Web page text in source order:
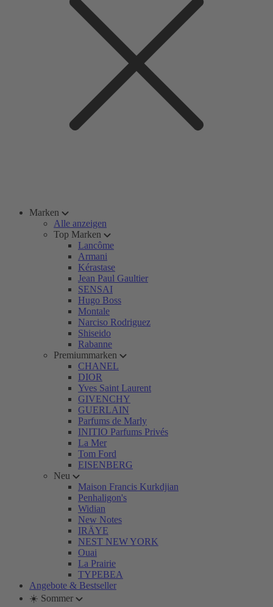
Marken
Alle anzeigen
Top Marken
Lancôme
Armani
Kérastase
Jean Paul Gaultier
SENSAI
Hugo Boss
Montale
Narciso Rodriguez
Shiseido
Rabanne
Premiummarken
CHANEL
DIOR
Yves Saint Laurent
GIVENCHY
GUERLAIN
Parfums de Marly
INITIO Parfums Privés
La Mer
Tom Ford
EISENBERG
Neu
Maison Francis Kurkdjian
Penhaligon's
Widian
New Notes
IRÄYE
NEST NEW YORK
Ouai
La Prairie
TYPEBEA
Angebote & Bestseller
☀️ Sommer